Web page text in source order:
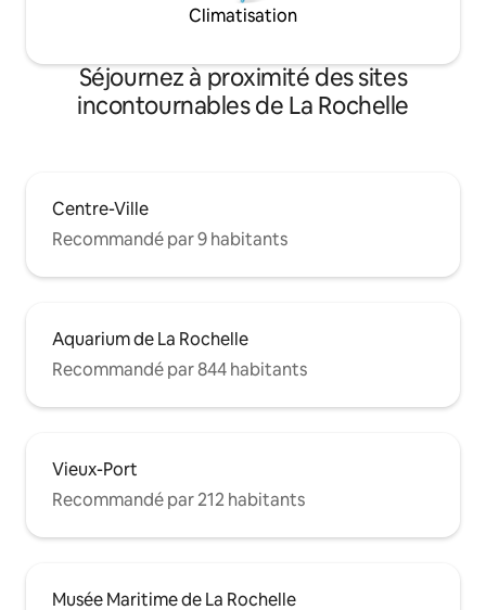
Climatisation
Séjournez à proximité des sites
incontournables de La Rochelle
Centre-Ville
Recommandé par 9 habitants
Aquarium de La Rochelle
Recommandé par 844 habitants
Vieux-Port
Recommandé par 212 habitants
Musée Maritime de La Rochelle